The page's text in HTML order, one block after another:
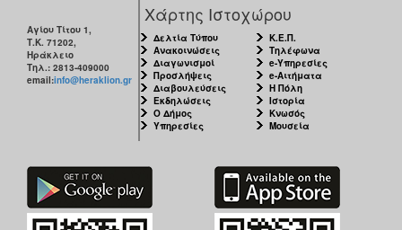
ΠΟΛΙΤΙΣΜΟΣ
ΑΝΘΕΚΤΙΚΗ
ΠΟΛΗ
Αγίου Τίτου 1,
Τ.Κ. 71202,
Ηράκλειο
Τηλ.: 2813-409000
email:info@heraklion.gr
Χάρτης Ιστοχώρου
Δελτία Τύπου
Ανακοινώσεις
Διαγωνισμοί
Προσλήψεις
Διαβουλεύσεις
Εκδηλώσεις
Ο Δήμος
Υπηρεσίες
Κ.Ε.Π.
Τηλέφωνα
e-Υπηρεσίες
e-Αιτήματα
Η Πόλη
Ιστορία
Κνωσός
Μουσεία